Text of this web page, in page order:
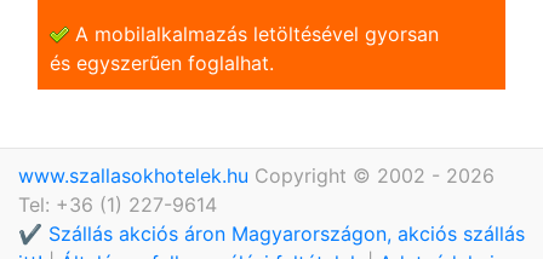
A mobilalkalmazás letöltésével gyorsan
és egyszerũen foglalhat.
www.szallasokhotelek.hu Copyright © 2002 - 2026
Tel: +36 (1) 227-9614
✔️ Szállás akciós áron Magyarországon, akciós szállás